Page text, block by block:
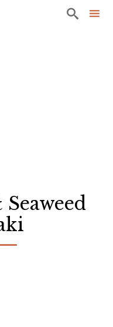
